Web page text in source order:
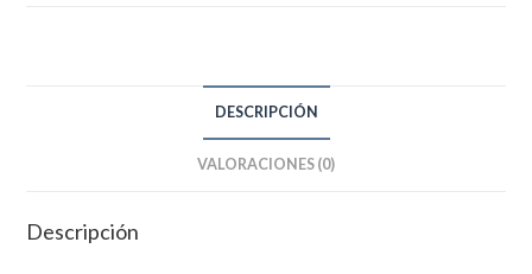
DESCRIPCIÓN
VALORACIONES (0)
Descripción